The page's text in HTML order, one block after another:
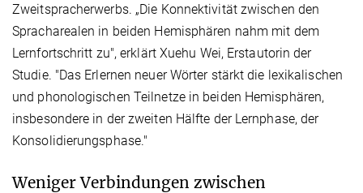
Zweitspracherwerbs. „Die Konnektivität zwischen den
Spracharealen in beiden Hemisphären nahm mit dem
Lernfortschritt zu", erklärt Xuehu Wei, Erstautorin der
Studie. "Das Erlernen neuer Wörter stärkt die lexikalischen
und phonologischen Teilnetze in beiden Hemisphären,
insbesondere in der zweiten Hälfte der Lernphase, der
Konsolidierungsphase."
Weniger Verbindungen zwischen